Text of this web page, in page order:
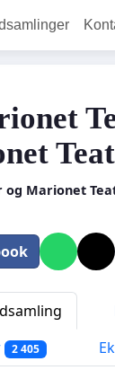
og Marionet
2 405